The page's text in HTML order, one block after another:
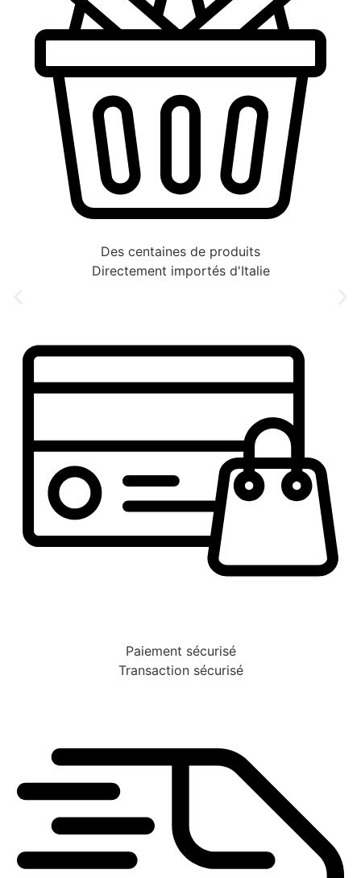
Des centaines de produits
Directement importés d'Italie
Paiement sécurisé
Transaction sécurisé